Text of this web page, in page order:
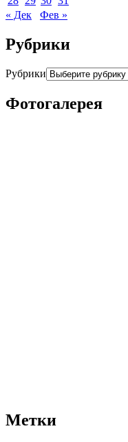
« Дек
Фев »
Рубрики
Рубрики
Фотогалерея
Метки